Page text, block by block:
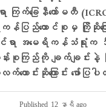
ြက်ခြေနီကော်မတီ
ြည်ထောင်စုမှ ကြိုဆိုကြေ
ရာ အမေရိကန်သံရုံးက
ဆန်းစုကြည်ကို ချက်ချင်း
ာင်းဆိုကြောင်း ဖော်ပြ
Published 12 နာရီ ago